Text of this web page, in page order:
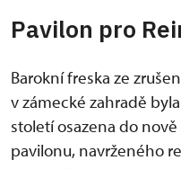
Pavilon pro
Barokní freska ze
v zámecké zahradě
století osazena do
pavilonu, navrženého